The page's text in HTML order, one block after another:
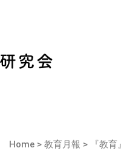
Home > 教育月報 > 『教育